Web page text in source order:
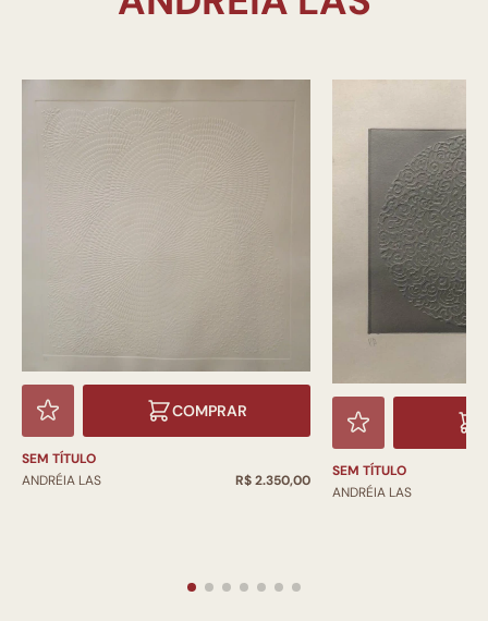
COMPRAR
SEM TÍTULO
ANDRÉIA LAS
R$ 2.350,00
SEM TÍTULO
ANDRÉIA LAS